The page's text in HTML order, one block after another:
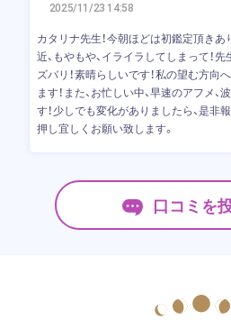
2025/11/23 14:58
カタリナ先生！今朝ほどは初鑑定頂き
近、もやもや、イライラしてしまって！
ズバリ！素晴らしいです！私の望む方向
ます！また、お忙しい中、早速のアフメ
す！少しでも変化がありましたら、是非
押し宜しくお願い致します。
口コミを